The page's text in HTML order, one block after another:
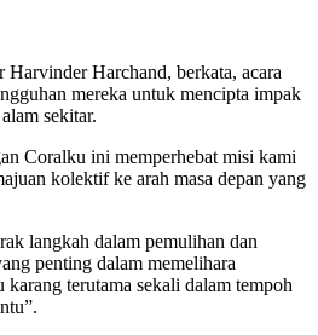
Harchand, berkata, acara
mereka untuk mencipta impak
sekitar.
Coralku ini memperhebat misi kami
kolektif ke arah masa depan yang
langkah dalam pemulihan dan
penting dalam memelihara
karang terutama sekali dalam tempoh